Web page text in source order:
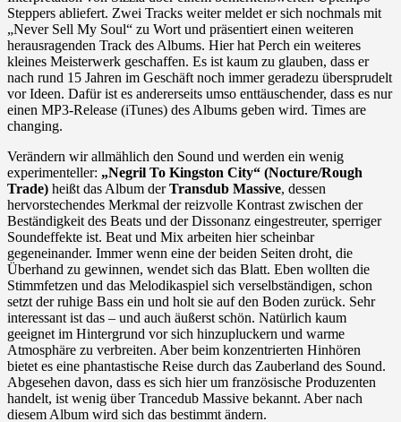
Steppers abliefert. Zwei Tracks weiter meldet er sich nochmals mit
„Never Sell My Soul“ zu Wort und präsentiert einen weiteren
herausragenden Track des Albums. Hier hat Perch ein weiteres
kleines Meisterwerk geschaffen. Es ist kaum zu glauben, dass er
nach rund 15 Jahren im Geschäft noch immer geradezu übersprudelt
vor Ideen. Dafür ist es andererseits umso enttäuschender, dass es nur
einen MP3-Release (iTunes) des Albums geben wird. Times are
changing.
Verändern wir allmählich den Sound und werden ein wenig
experimenteller: „Negril To Kingston City“ (Nocture/Rough
Trade) heißt das Album derTransdub Massive, dessen
hervorstechendes Merkmal der reizvolle Kontrast zwischen der
Beständigkeit des Beats und der Dissonanz eingestreuter, sperriger
Soundeffekte ist. Beat und Mix arbeiten hier scheinbar
gegeneinander. Immer wenn eine der beiden Seiten droht, die
Überhand zu gewinnen, wendet sich das Blatt. Eben wollten die
Stimmfetzen und das Melodikaspiel sich verselbständigen, schon
setzt der ruhige Bass ein und holt sie auf den Boden zurück. Sehr
interessant ist das – und auch äußerst schön. Natürlich kaum
geeignet im Hintergrund vor sich hinzupluckern und warme
Atmosphäre zu verbreiten. Aber beim konzentrierten Hinhören
bietet es eine phantastische Reise durch das Zauberland des Sound.
Abgesehen davon, dass es sich hier um französische Produzenten
handelt, ist wenig über Trancedub Massive bekannt. Aber nach
diesem Album wird sich das bestimmt ändern.